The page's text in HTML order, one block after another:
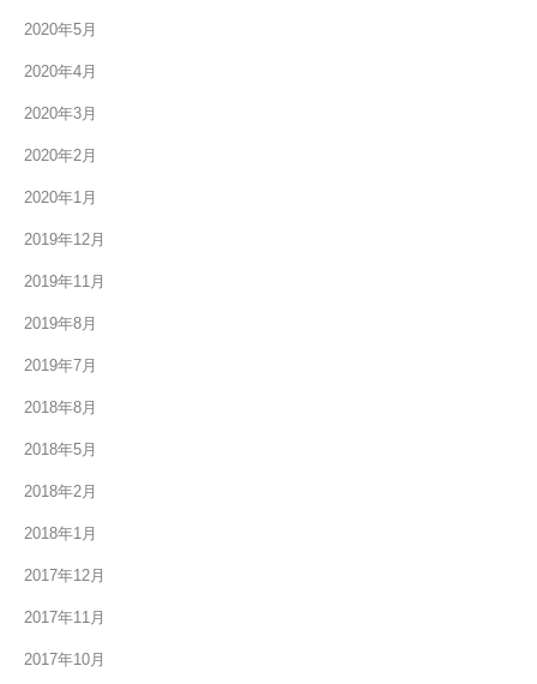
2020年5月
2020年4月
2020年3月
2020年2月
2020年1月
2019年12月
2019年11月
2019年8月
2019年7月
2018年8月
2018年5月
2018年2月
2018年1月
2017年12月
2017年11月
2017年10月